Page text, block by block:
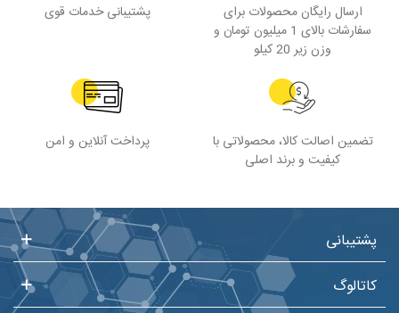
ارسال رایگان محصولات برای
سفارشات بالای 1 میلیون تومان و
وزن زیر 20 کیلو
پشتیبانی خدمات قوی
تضمین اصالت کالا، محصولاتی با
کیفیت و برند اصلی
پرداخت آنلاین و امن
پشتیبانی
کاتالوگ